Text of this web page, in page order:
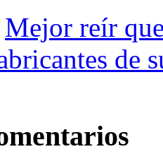
Mejor reír
de